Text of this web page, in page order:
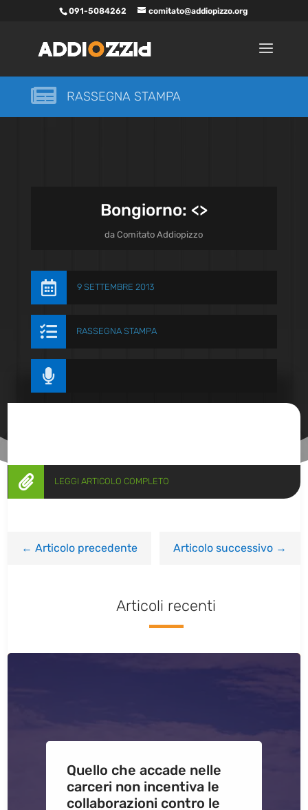
091-5084262 comitato@addiopizzo.org
 RASSEGNA STAMPA
Bongiorno: <>
daComitato Addiopizzo
 9 SETTEMBRE 2013
 RASSEGNA STAMPA

 LEGGI ARTICOLO COMPLETO
←Articolo precedente Articolo successivo→
Articoli recenti
Quello che accade nelle
carceri non incentiva le
collaborazioni contro le